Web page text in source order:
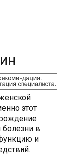
этот
болезни в
и